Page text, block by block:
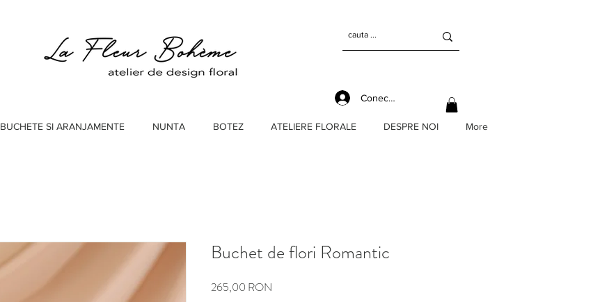
Conectează-te
BUCHETE SI ARANJAMENTE NUNTA BOTEZ ATELIERE FLORALE DESPRE NOI More
Buchet de flori Romantic
265,00 RON